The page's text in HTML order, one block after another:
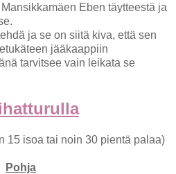
Eben täytteestä ja
ja se on siitä kiva, että sen
jääkaappiin
tarvitsee vain leikata se
15 isoa tai noin 30 pientä palaa)
Pohja